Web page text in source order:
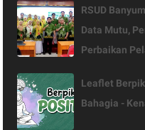
RSUD
Data Mutu,
Perbaikan
Leaflet
Bahagia -